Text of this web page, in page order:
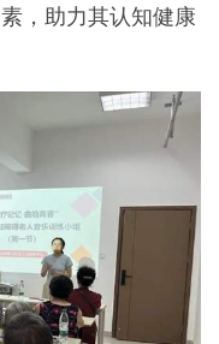
，助力其认知健康